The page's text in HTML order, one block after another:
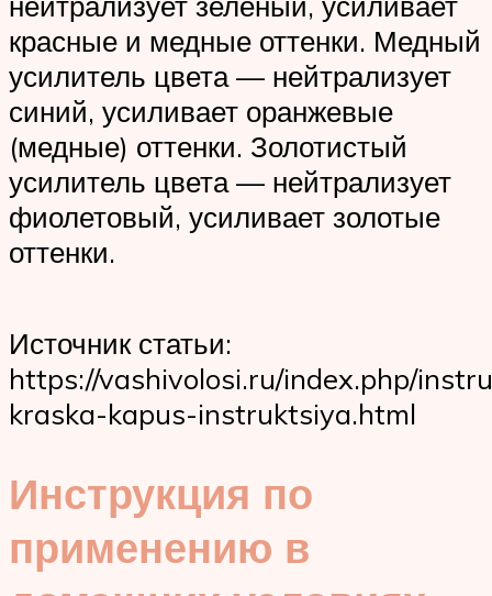
красные и медные оттенки. Медный
усилитель цвета — нейтрализует
синий, усиливает оранжевые
(медные) оттенки. Золотистый
усилитель цвета — нейтрализует
фиолетовый, усиливает золотые
оттенки.
Источник статьи:
https://vashivolosi.ru/index.php/
kraska-kapus-instruktsiya.html
Инструкция по
применению в